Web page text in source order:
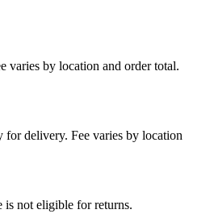
varies by location and order total.
for delivery. Fee varies by location
is not eligible for returns.